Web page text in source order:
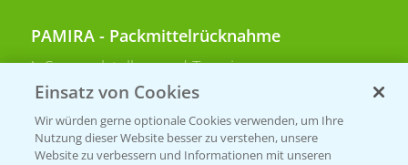
PAMIRA - Packmittelrücknahme
Sammelstellen und Termine
PRE - Chemikalien sicher entsorgen
Sammelstellen und Termine
Einsatz von Cookies
Wir würden gerne optionale Cookies verwenden, um Ihre
Nutzung dieser Website besser zu verstehen, unsere
Website zu verbessern und Informationen mit unseren